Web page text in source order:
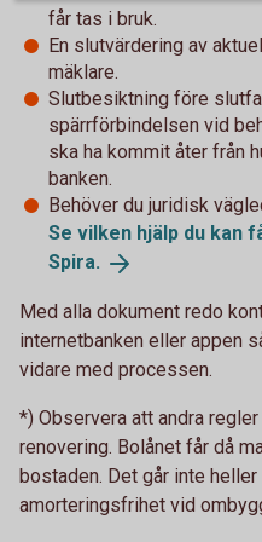
får tas i bruk.
En slutvärdering av
mäklare.
Slutbesiktning före
spärrförbindelsen vid
ska ha kommit åter från
banken.
Behöver du juridisk
Se vilken hjälp du kan
Spira.
Med alla dokument redo
internetbanken eller appen
vidare med processen.
*) Observera att andra
renovering. Bolånet får då
bostaden. Det går inte
amorteringsfrihet vid